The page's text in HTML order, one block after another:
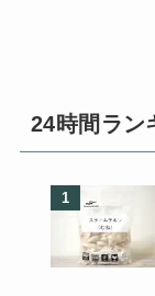
24時間ラン